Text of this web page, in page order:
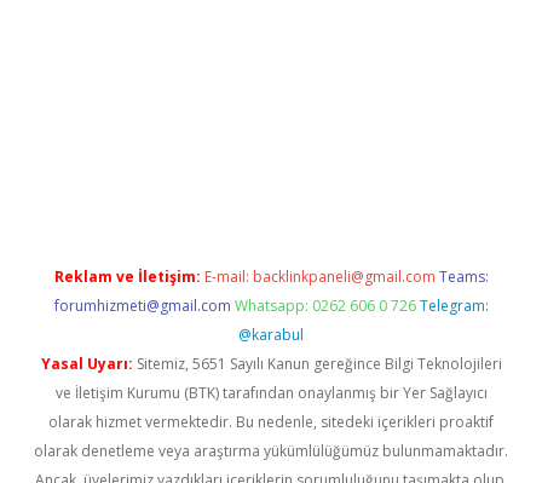
Reklam ve İletişim: E-mail: backlinkpaneli@gmail.com Teams:
forumhizmeti@gmail.com Whatsapp: 0262 606 0 726 Telegram:
@karabul
Yasal Uyarı: Sitemiz, 5651 Sayılı Kanun gereğince Bilgi Teknolojileri
ve İletişim Kurumu (BTK) tarafından onaylanmış bir Yer Sağlayıcı
olarak hizmet vermektedir. Bu nedenle, sitedeki içerikleri proaktif
olarak denetleme veya araştırma yükümlülüğümüz bulunmamaktadır.